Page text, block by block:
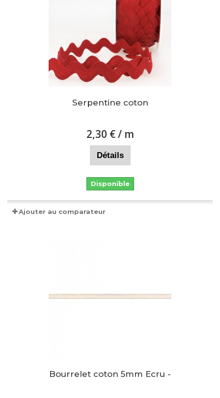
Serpentine coton
2,30 €/ m
Détails
Disponible
Ajouter au comparateur
Bourrelet coton 5mm Ecru -